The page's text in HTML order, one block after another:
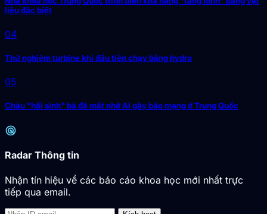
liệu đặc biệt
04
Thử nghiệm turbine khí đầu tiên chạy bằng hydro
05
Cháu "hồi sinh" bà đã mất nhờ AI gây bão mạng ở Trung Quốc
radar
Radar Thông tin
Nhận tín hiệu về các báo cáo khoa học mới nhất trực
tiếp qua email.